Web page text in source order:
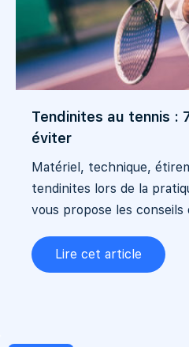
Tendinites au tennis :
éviter
Matériel, technique,
tendinites lors de la
vous propose les conseils
Lire cet article